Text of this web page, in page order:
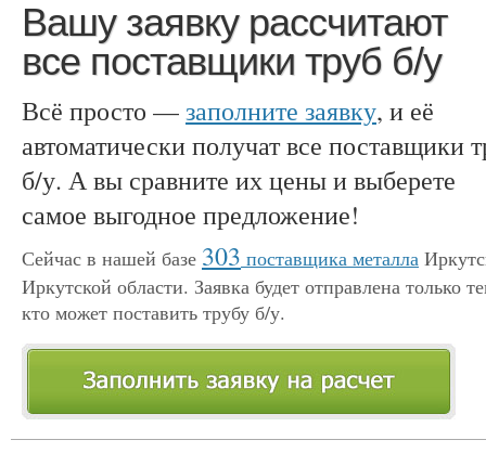
Вашу заявку рассчитают
все поставщики труб б/у
Всё просто —заполните заявку, и её
автоматически получат все поставщики
б/у. А вы сравните их цены и выберете
самое выгодное предложение!
Сейчас в нашей базе 303 поставщика металла
Иркутской области. Заявка будет отправлена только
кто может поставить трубу б/у.